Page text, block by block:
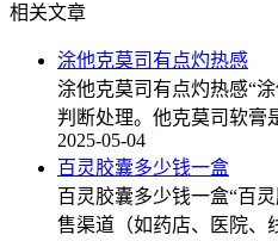
相关文章
涂他克莫司有点灼热感
涂他克莫司有点灼热感“
判断处理。他克莫司软膏
2025-05-04
百灵胶囊多少钱一盒
百灵胶囊多少钱一盒“百
售渠道（如药店、医院、